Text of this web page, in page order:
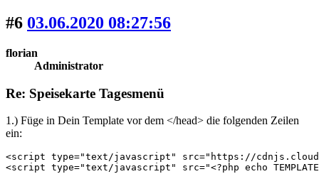
#6 03.06.2020 08:27:56
florian
Administrator
Re: Speisekarte Tagesmenü
1.) Füge in Dein Template vor dem </head> die folgenden Zeilen
ein:
<script type="text/javascript" src="https://
<script type="text/javascript" src="<?php echo